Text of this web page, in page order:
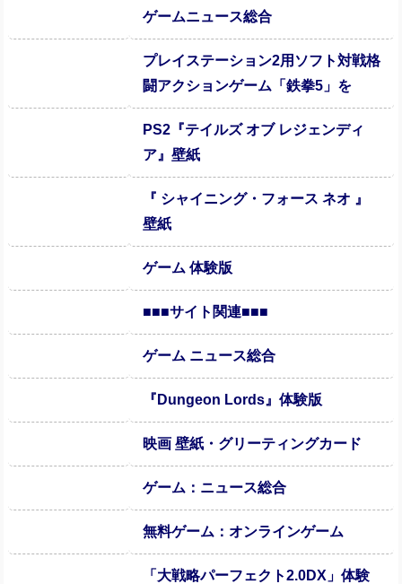
ゲームニュース総合
プレイステーション2用ソフト対戦格
闘アクションゲーム「鉄拳5」を
PS2『テイルズ オブ レジェンディ
ア』壁紙
『 シャイニング・フォース ネオ 』
壁紙
ゲーム 体験版
■■■サイト関連■■■
ゲーム ニュース総合
『Dungeon Lords』体験版
映画 壁紙・グリーティングカード
ゲーム：ニュース総合
無料ゲーム：オンラインゲーム
「大戦略パーフェクト2.0DX」体験